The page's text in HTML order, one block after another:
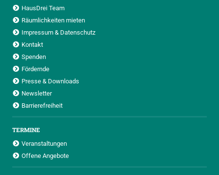
HausDrei Team
Räumlichkeiten mieten
Impressum & Datenschutz
Kontakt
Spenden
Fördernde
Presse & Downloads
Newsletter
Barrierefreiheit
TERMINE
Veranstaltungen
Offene Angebote